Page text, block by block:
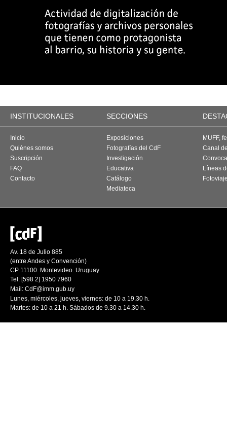
INSTITUCIONALES SECCIONES
Inicio
Quiénes somos
Suscripción
FAQ
Contacto
Exposiciones
Fotografías del CdF
Investigación
Educativa
Catálogo
Mediateca
MUFF,
Canal
Líneas
Av. 18 de Julio 885
(entre Andes y Convención)
CP 11100. Montevideo. Uruguay
Tel: [598 2] 1950 7960
Mail: CdF@imm.gub.uy
Lunes, miércoles, jueves, viernes: de 10 a 19.30 h.
Martes: de 10 a 21 h. Sábados de 9.30 a 14.30 h.